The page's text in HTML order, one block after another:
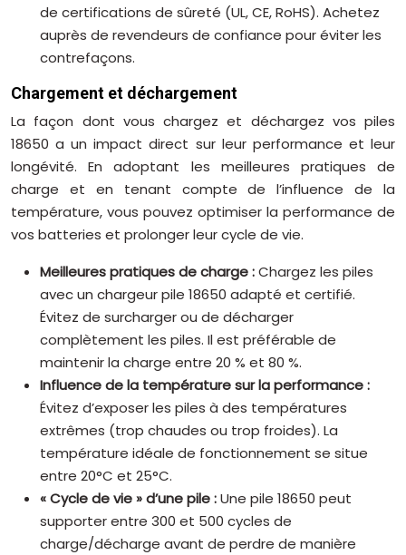
de certifications de sûreté (UL, CE, RoHS). Achetez
auprès de revendeurs de confiance pour éviter les
contrefaçons.
Chargement et déchargement
La façon dont vous chargez et déchargez vos piles
18650 a un impact direct sur leur performance et leur
longévité. En adoptant les meilleures pratiques de
charge et en tenant compte de l’influence de la
température, vous pouvez optimiser la performance de
vos batteries et prolonger leur cycle de vie.
Meilleures pratiques de charge :Chargez les piles
avec un chargeur pile 18650 adapté et certifié.
Évitez de surcharger ou de décharger
complètement les piles. Il est préférable de
maintenir la charge entre 20 % et 80 %.
Influence de la température sur la performance :
Évitez d’exposer les piles à des températures
extrêmes (trop chaudes ou trop froides). La
température idéale de fonctionnement se situe
entre 20°C et 25°C.
« Cycle de vie » d’une pile :Une pile 18650 peut
supporter entre 300 et 500 cycles de
charge/décharge avant de perdre de manière